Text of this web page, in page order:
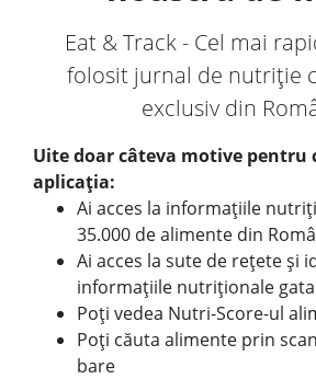
Eat & Track - Cel mai
folosit jurnal de nutriție
exclusiv din
Uite doar câteva motive pentru
aplicația:
Ai acces la informațiile
35.000 de alimente din
Ai acces la sute de rețete și
informațiile nutriționale
Poți vedea Nutri-Score-ul
Poți căuta alimente prin
bare